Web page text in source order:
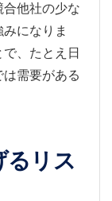
合他社の少な
になりま
、たとえ日
需要がある
るリス